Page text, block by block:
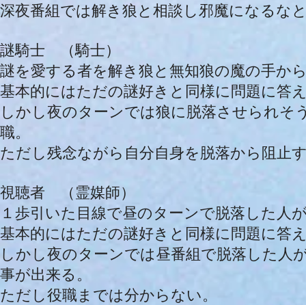
深夜番組では解き狼と相談し邪魔になるな
謎騎士 （騎士）
謎を愛する者を解き狼と無知狼の魔の手か
基本的にはただの謎好きと同様に問題に答
しかし夜のターンでは狼に脱落させられそ
職。
ただし残念ながら自分自身を脱落から阻止
視聴者 （霊媒師）
１歩引いた目線で昼のターンで脱落した人
基本的にはただの謎好きと同様に問題に答
しかし夜のターンでは昼番組で脱落した人
事が出来る。
ただし役職までは分からない。